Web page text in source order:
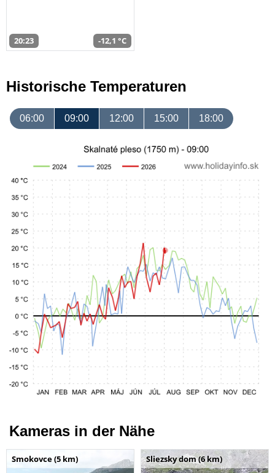
20:23 -12,1 °C
Historische Temperaturen
06:00 09:00 12:00 15:00 18:00
Kameras in der Nähe
Smokovce (5 km) Sliezsky dom (6 km)